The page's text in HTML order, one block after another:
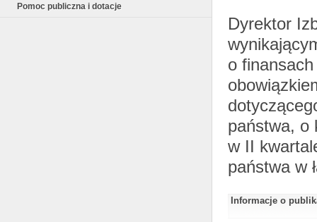
Pomoc publiczna i dotacje
Dyrektor
o
państwa, o
w II
państwa w
Informacje o